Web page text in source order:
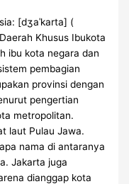
[dʒaˈkarta] (
Khusus Ibukota
ibu kota negara dan
pembagian
provinsi dengan
pengertian
metropolitan.
laut Pulau Jawa.
nama di antaranya
Jakarta juga
dianggap kota